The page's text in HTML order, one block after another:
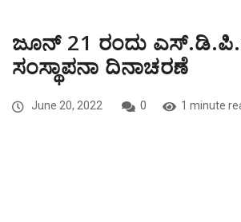
ಜೂನ್ 21 ರಂದು
ಸಂಸ್ಥಾಪನಾ ದಿನಾಚರಣೆ
June 20, 2022 0 1 minute